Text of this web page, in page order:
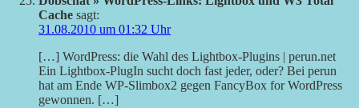
Cache sagt:
31.08.2010 um 01:32 Uhr
[…] WordPress: die Wahl des Lightbox-Plugins | perun.net
Ein Lightbox-PlugIn sucht doch fast jeder, oder? Bei perun
hat am Ende WP-Slimbox2 gegen FancyBox for WordPress
gewonnen. […]